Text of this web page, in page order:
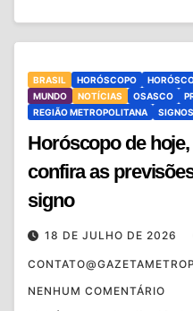
BRASIL HORÓSCOPO
MUNDO
NOTÍCIAS OSASCO
REGIÃO METROPOLITANA
SIGNOS
Horóscopo de
confira as
signo
18 DE JULHO DE 2026
NENHUM COMENTÁRIO